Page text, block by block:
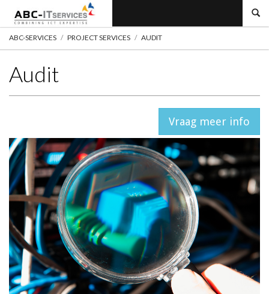
ABC-
Services
ABC-SERVICES PROJECT SERVICES AUDIT
Audit